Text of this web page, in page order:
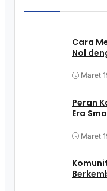
Cara
Nol
Maret
Peran
Era
Maret